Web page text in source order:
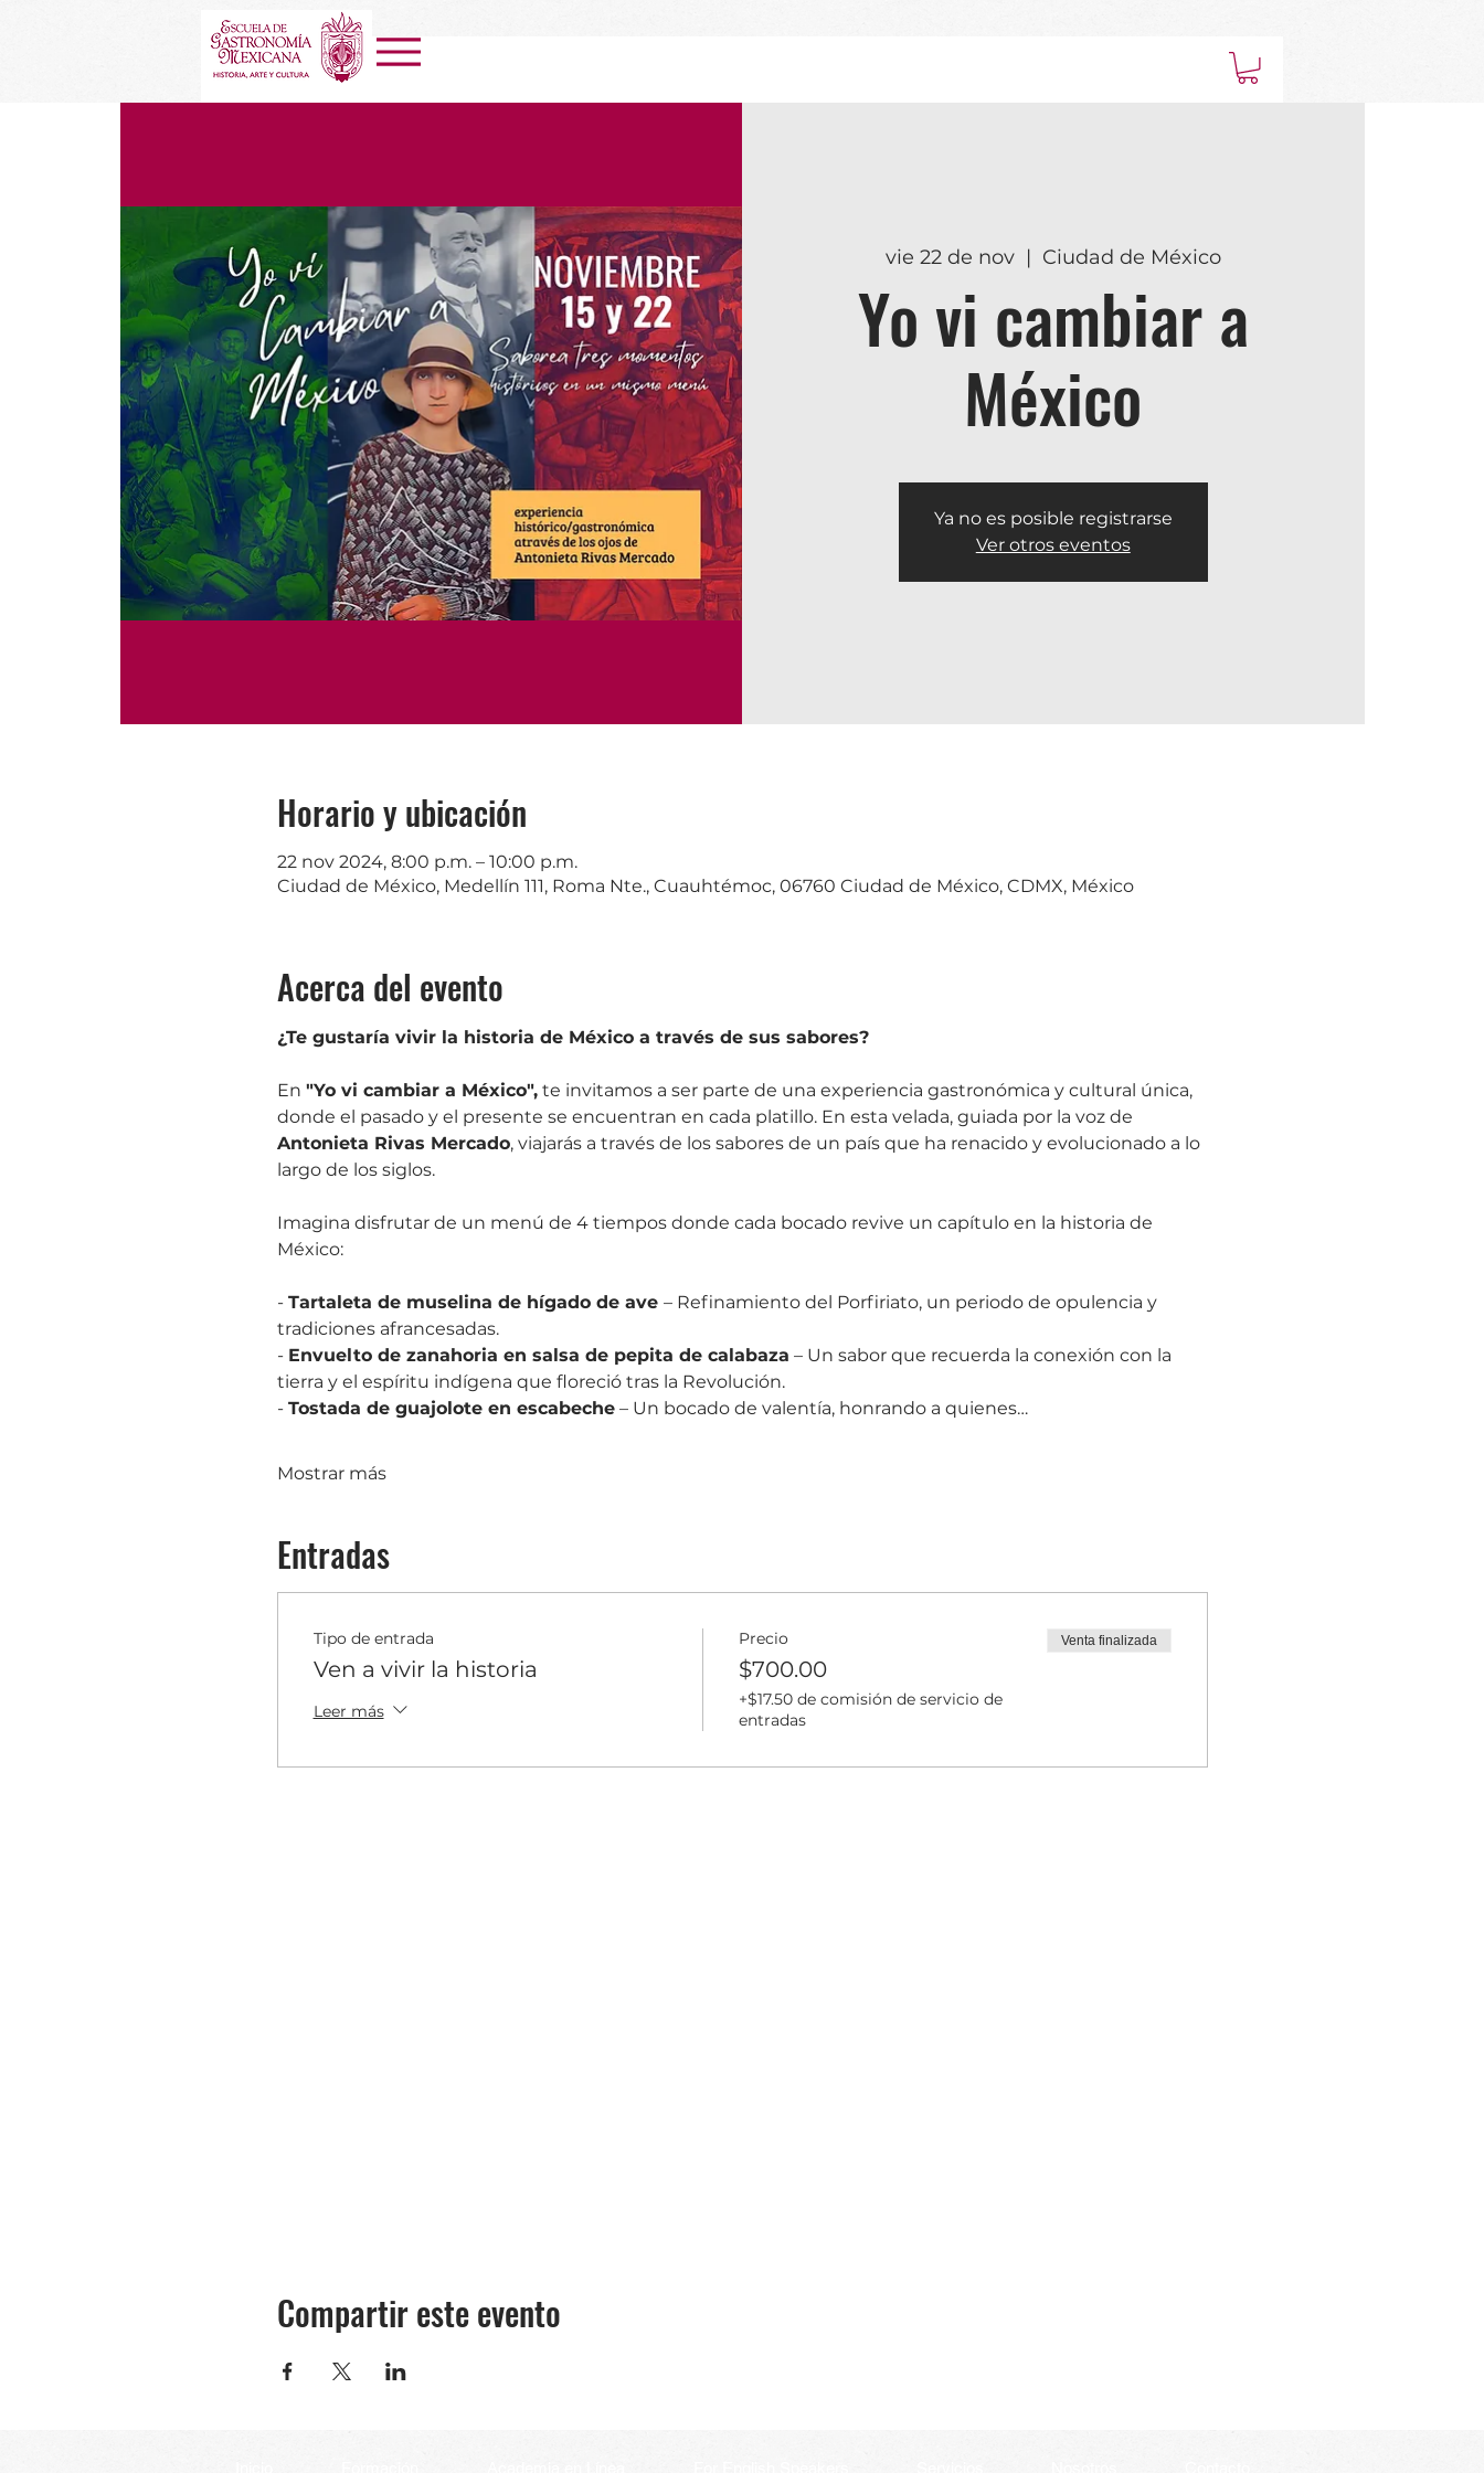
vie 22 de nov
  |
Ciudad de México
Yo vi cambiar a
México
Ya no es posible registrarse
Ver otros eventos
Horario y ubicación
22 nov 2024, 8:00 p.m. – 10:00 p.m.
Ciudad de México, Medellín 111, Roma Nte., Cuauhtémoc, 06760 Ciudad de México, CDMX, México
Acerca del evento
¿Te gustaría vivir la historia de México a través de sus sabores?
En "Yo vi cambiar a México", te invitamos a ser parte de una experiencia gastronómica y cultural única,
donde el pasado y el presente se encuentran en cada platillo. En esta velada, guiada por la voz de
Antonieta Rivas Mercado, viajarás a través de los sabores de un país que ha renacido y evolucionado a lo
largo de los siglos.
Imagina disfrutar de un menú de 4 tiempos donde cada bocado revive un capítulo en la historia de
México:
- Tartaleta de muselina de hígado de ave – Refinamiento del Porfiriato, un periodo de opulencia y
tradiciones afrancesadas.
- Envuelto de zanahoria en salsa de pepita de calabaza – Un sabor que recuerda la conexión con la
tierra y el espíritu indígena que floreció tras la Revolución.
- Tostada de guajolote en escabeche – Un bocado de valentía, honrando a quienes…
Mostrar más
Entradas
Tipo de entrada
Ven a vivir la historia
Leer más
Precio
$700.00
+$17.50 de comisión de servicio de
entradas
Venta finalizada
Compartir este evento